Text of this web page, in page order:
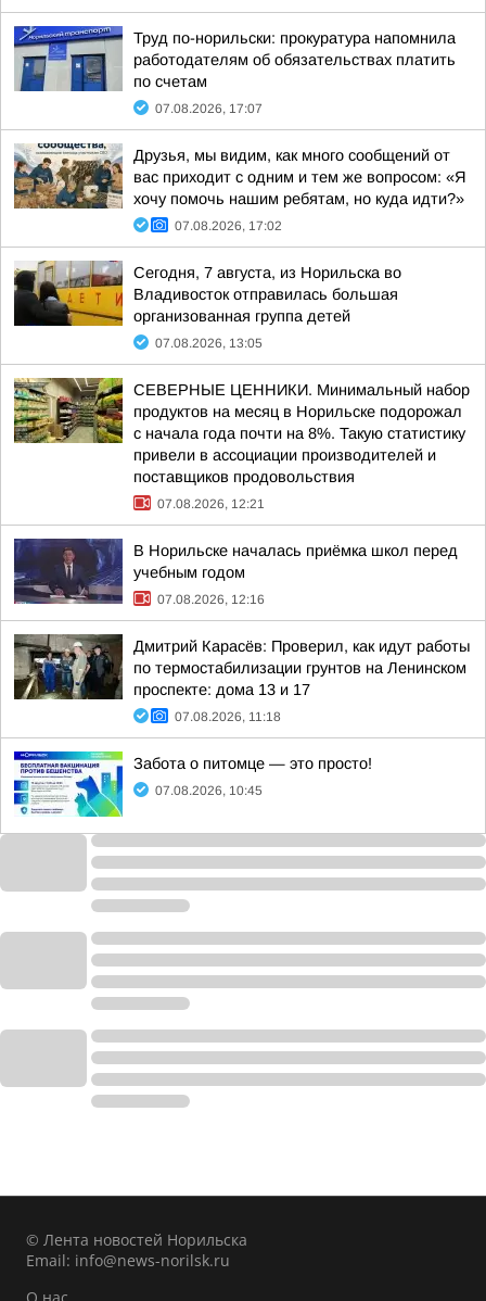
Труд по-норильски: прокуратура напомнила
работодателям об обязательствах платить
по счетам
07.08.2026, 17:07
Друзья, мы видим, как много сообщений от
вас приходит с одним и тем же вопросом: «Я
хочу помочь нашим ребятам, но куда идти?»
07.08.2026, 17:02
Сегодня, 7 августа, из Норильска во
Владивосток отправилась большая
организованная группа детей
07.08.2026, 13:05
СЕВЕРНЫЕ ЦЕННИКИ. Минимальный набор
продуктов на месяц в Норильске подорожал
с начала года почти на 8%. Такую статистику
привели в ассоциации производителей и
поставщиков продовольствия
07.08.2026, 12:21
В Норильске началась приёмка школ перед
учебным годом
07.08.2026, 12:16
Дмитрий Карасёв: Проверил, как идут работы
по термостабилизации грунтов на Ленинском
проспекте: дома 13 и 17
07.08.2026, 11:18
Забота о питомце — это просто!
07.08.2026, 10:45
© Лента новостей Норильска
Email: info@news-norilsk.ru